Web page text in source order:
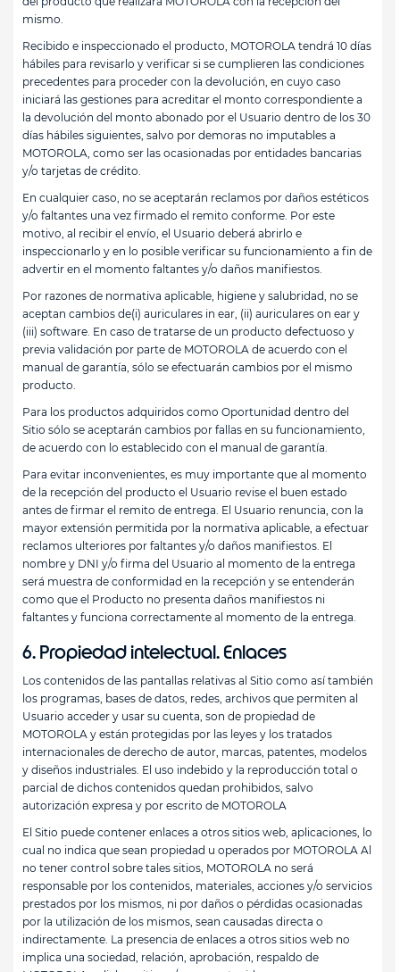
mismo.
Recibido e inspeccionado el producto, MOTOROLA tendrá 10 días
hábiles para revisarlo y verificar si se cumplieren las condiciones
precedentes para proceder con la devolución, en cuyo caso
iniciará las gestiones para acreditar el monto correspondiente a
la devolución del monto abonado por el Usuario dentro de los 30
días hábiles siguientes, salvo por demoras no imputables a
MOTOROLA, como ser las ocasionadas por entidades bancarias
y/o tarjetas de crédito.
En cualquier caso, no se aceptarán reclamos por daños estéticos
y/o faltantes una vez firmado el remito conforme. Por este
motivo, al recibir el envío, el Usuario deberá abrirlo e
inspeccionarlo y en lo posible verificar su funcionamiento a fin de
advertir en el momento faltantes y/o daños manifiestos.
Por razones de normativa aplicable, higiene y salubridad, no se
aceptan cambios de(i) auriculares in ear, (ii) auriculares on ear y
(iii) software. En caso de tratarse de un producto defectuoso y
previa validación por parte de MOTOROLA de acuerdo con el
manual de garantía, sólo se efectuarán cambios por el mismo
producto.
Para los productos adquiridos como Oportunidad dentro del
Sitio sólo se aceptarán cambios por fallas en su funcionamiento,
de acuerdo con lo establecido con el manual de garantía.
Para evitar inconvenientes, es muy importante que al momento
de la recepción del producto el Usuario revise el buen estado
antes de firmar el remito de entrega. El Usuario renuncia, con la
mayor extensión permitida por la normativa aplicable, a efectuar
reclamos ulteriores por faltantes y/o daños manifiestos. El
nombre y DNI y/o firma del Usuario al momento de la entrega
será muestra de conformidad en la recepción y se entenderán
como que el Producto no presenta daños manifiestos ni
faltantes y funciona correctamente al momento de la entrega.
6. Propiedad intelectual. Enlaces
Los contenidos de las pantallas relativas al Sitio como así también
los programas, bases de datos, redes, archivos que permiten al
Usuario acceder y usar su cuenta, son de propiedad de
MOTOROLA y están protegidas por las leyes y los tratados
internacionales de derecho de autor, marcas, patentes, modelos
y diseños industriales. El uso indebido y la reproducción total o
parcial de dichos contenidos quedan prohibidos, salvo
autorización expresa y por escrito de MOTOROLA
El Sitio puede contener enlaces a otros sitios web, aplicaciones, lo
cual no indica que sean propiedad u operados por MOTOROLA Al
no tener control sobre tales sitios, MOTOROLA no será
responsable por los contenidos, materiales, acciones y/o servicios
prestados por los mismos, ni por daños o pérdidas ocasionadas
por la utilización de los mismos, sean causadas directa o
indirectamente. La presencia de enlaces a otros sitios web no
implica una sociedad, relación, aprobación, respaldo de